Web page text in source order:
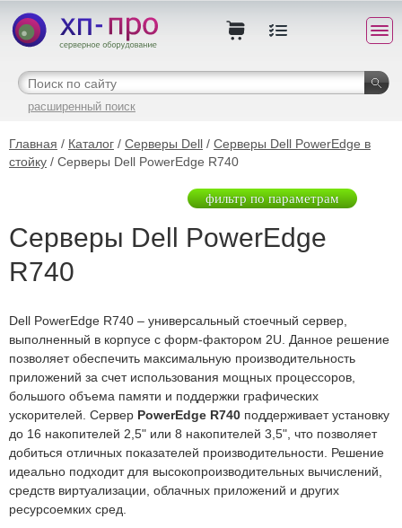
расширенный поиск
Главная / Каталог / Серверы Dell / Серверы Dell PowerEdge в
стойку / Серверы Dell PowerEdge R740
фильтр по параметрам
Серверы Dell PowerEdge
R740
Dell PowerEdge R740 – универсальный стоечный сервер,
выполненный в корпусе с форм-фактором 2U. Данное решение
позволяет обеспечить максимальную производительность
приложений за счет использования мощных процессоров,
большого объема памяти и поддержки графических
ускорителей. Сервер PowerEdge R740 поддерживает установку
до 16 накопителей 2,5" или 8 накопителей 3,5", что позволяет
добиться отличных показателей производительности. Решение
идеально подходит для высокопроизводительных вычислений,
средств виртуализации, облачных приложений и других
ресурсоемких сред.